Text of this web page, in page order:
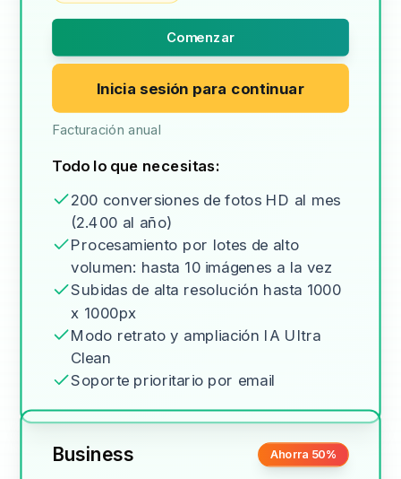
Comenzar
Inicia sesión para continuar
Facturación anual
Todo lo que necesitas:
200 conversiones de fotos HD al mes
(2.400 al año)
Procesamiento por lotes de alto
volumen: hasta 10 imágenes a la vez
Subidas de alta resolución hasta 1000
x 1000px
Modo retrato y ampliación IA Ultra
Clean
Soporte prioritario por email
Business Ahorra 50%